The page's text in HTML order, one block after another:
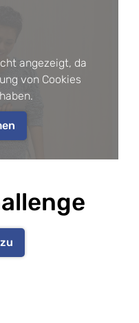
angezeigt, da
von Cookies